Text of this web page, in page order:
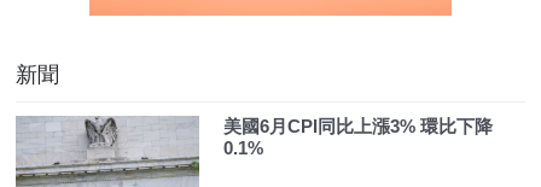
新聞
美國6月CPI同比上漲3% 環比下降
0.1%